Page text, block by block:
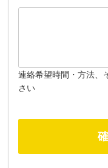
連絡希望時間・方法、
さい